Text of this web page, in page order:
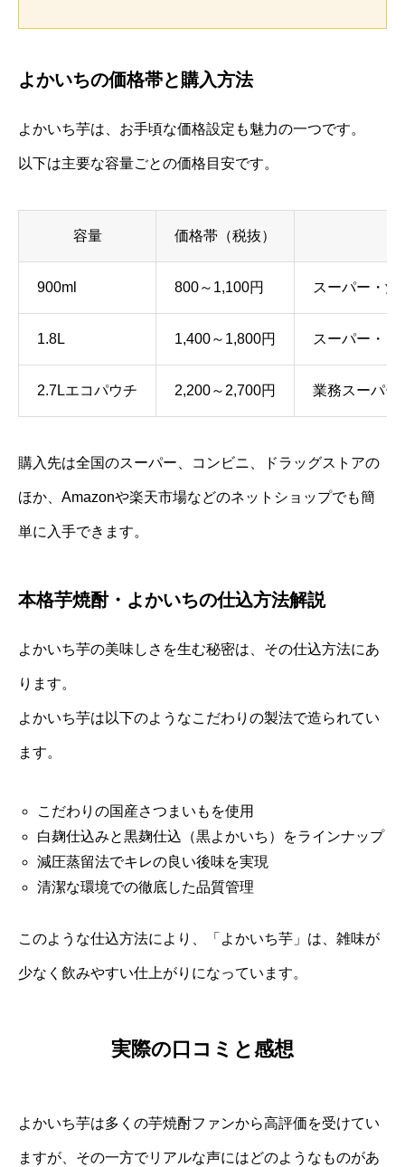
よかいちの価格帯と購入方法
よかいち芋は、お手頃な価格設定も魅力の一つです。
以下は主要な容量ごとの価格目安です。
容量 価格帯（税抜）
900ml 800～1,100円 スーパー・酒
1.8L 1,400～1,800円 スーパー・
2.7Lエコパウチ 2,200～2,700円 業務スーパー
購入先は全国のスーパー、コンビニ、ドラッグストアの
ほか、Amazonや楽天市場などのネットショップでも簡
単に入手できます。
本格芋焼酎・よかいちの仕込方法解説
よかいち芋の美味しさを生む秘密は、その仕込方法にあ
ります。
よかいち芋は以下のようなこだわりの製法で造られてい
ます。
こだわりの国産さつまいもを使用
白麹仕込みと黒麹仕込（黒よかいち）をラインナップ
減圧蒸留法でキレの良い後味を実現
清潔な環境での徹底した品質管理
このような仕込方法により、「よかいち芋」は、雑味が
少なく飲みやすい仕上がりになっています。
実際の口コミと感想
よかいち芋は多くの芋焼酎ファンから高評価を受けてい
ますが、その一方でリアルな声にはどのようなものがあ